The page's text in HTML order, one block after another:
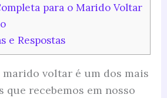
para o Marido Voltar
e Respostas
marido voltar é um dos mais
que recebemos em nosso